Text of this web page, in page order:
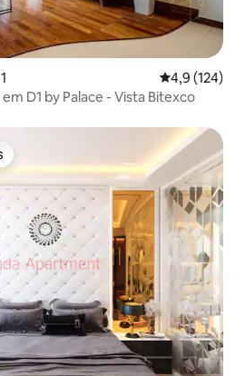
Classificação
4,9 (124)
D1 by Palace - Vista Bitexco